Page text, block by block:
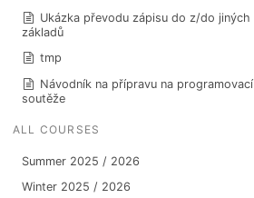
Ukázka převodu zápisu do z/do jiných
základů
tmp
Návodník na přípravu na programovací
soutěže
ALL COURSES
Summer 2025 / 2026
Winter 2025 / 2026